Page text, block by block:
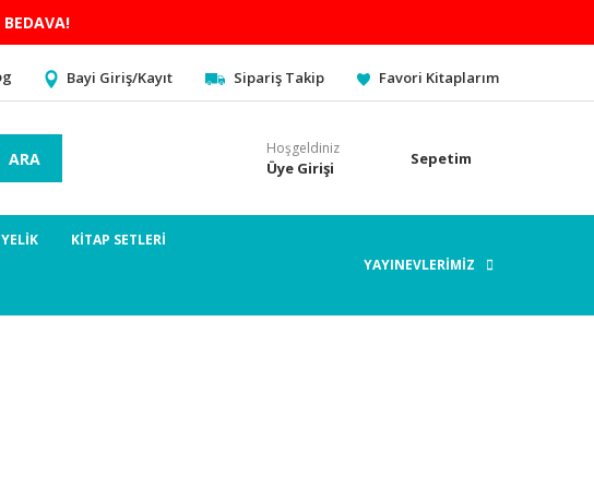
Bayi Giriş/Kayıt Sipariş Takip Favori Kitaplarım
ARA
Hoşgeldiniz
Üye Girişi Sepetim
KİTAP SETLERİ
YAYINEVLERİMİZ